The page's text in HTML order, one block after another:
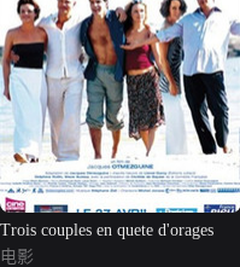
Trois couples en quete d'orages
电影